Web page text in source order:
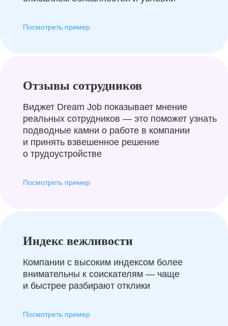
Посмотреть пример
Отзывы сотрудников
Виджет Dream Job показывает мнение
реальных сотрудников — это поможет узнать
подводные камни о работе в компании
и принять взвешенное решение
о трудоустройстве
Посмотреть пример
Индекс вежливости
Компании с высоким индексом более
внимательны к соискателям — чаще
и быстрее разбирают отклики
Посмотреть пример